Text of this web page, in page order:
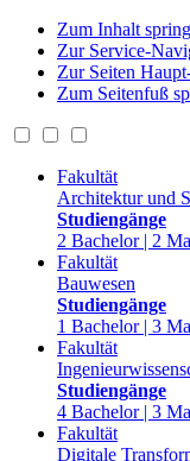
Zum Inhalt
Zur Service-
Zur Seiten
Zum Seitenfuß
Fakultät
Architektur und
Studiengänge
2 Bachelor | 2
Fakultät
Bauwesen
Studiengänge
1 Bachelor | 3
Fakultät
Studiengänge
4 Bachelor | 3
Fakultät
Digitale